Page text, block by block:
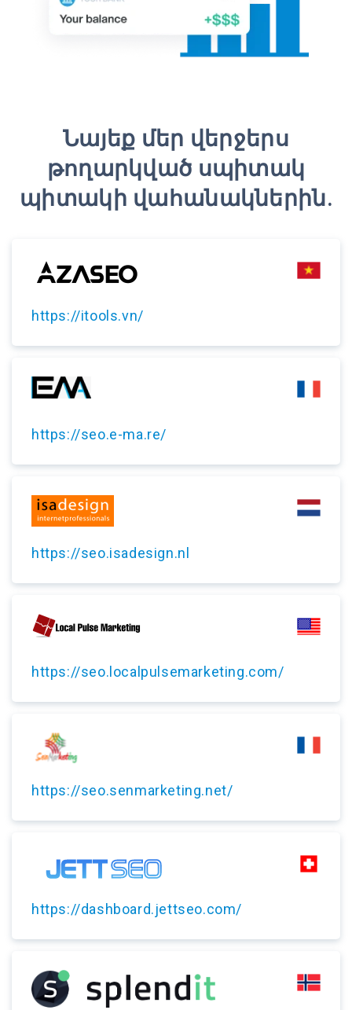
Նայեք մեր վերջերս
թողարկված սպիտակ
պիտակի վահանակներին.
https://itools.vn/
https://seo.e-ma.re/
https://seo.isadesign.nl
https://seo.localpulsemarketing.com/
https://seo.senmarketing.net/
https://dashboard.jettseo.com/